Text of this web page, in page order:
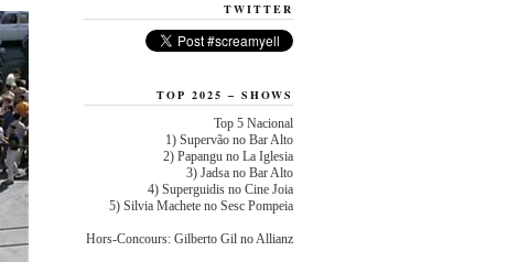
TWITTER
TOP 2025 – SHOWS
Top 5 Nacional
1) Supervão no Bar Alto
2) Papangu no La Iglesia
3) Jadsa no Bar Alto
4) Superguidis no Cine Joia
5) Silvia Machete no Sesc Pompeia
Hors-Concours: Gilberto Gil no Allianz